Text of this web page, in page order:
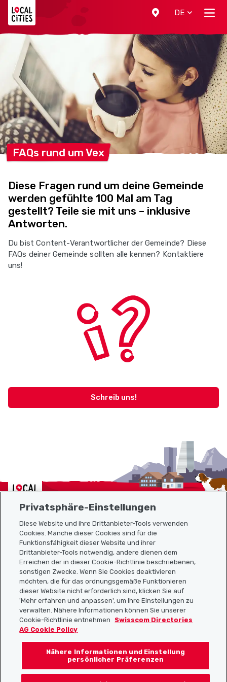
DE
FAQs rund um Vex
Diese Fragen rund um deine Gemeinde
werden gefühlte 100 Mal am Tag
gestellt? Teile sie mit uns – inklusive
Antworten.
Du bist Content-Verantwortlicher der Gemeinde? Diese
FAQs deiner Gemeinde sollten alle kennen? Kontaktiere
uns!
Schreib uns!
Localcities
Sitemap
Nützliche Links
Localcities App herunterladen
Folgt uns auf:
Privatsphäre-Einstellungen
Diese Website und ihre Drittanbieter-Tools verwenden
Cookies. Manche dieser Cookies sind für die
Funktionsfähigkeit dieser Website und ihrer
Drittanbieter-Tools notwendig, andere dienen dem
Erreichen der in dieser Cookie-Richtlinie beschriebenen,
sonstigen Zwecke. Wenn Sie Cookies deaktivieren
möchten, die für das ordnungsgemäße Funktionieren
dieser Website nicht erforderlich sind, klicken Sie auf
'Mehr erfahren und anpassen', um Ihre Einstellungen zu
verwalten. Nähere Informationen können Sie unserer
Cookie-Richtlinie entnehmen
Swisscom Directories
AG Cookie Policy
Nähere Informationen und Einstellung
persönlicher Präferenzen